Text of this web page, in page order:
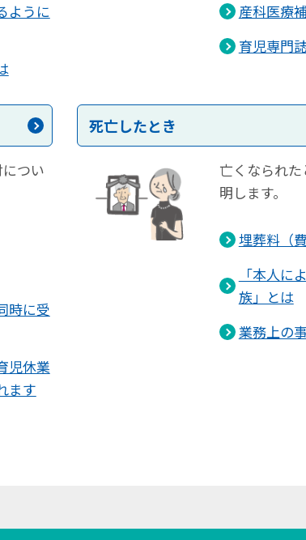
ように
産科医療
育児専門
つい
時に受
児休業
ます
死亡したとき
亡くなられ
明します。
埋葬料（費
「本人に
族」とは
業務上の